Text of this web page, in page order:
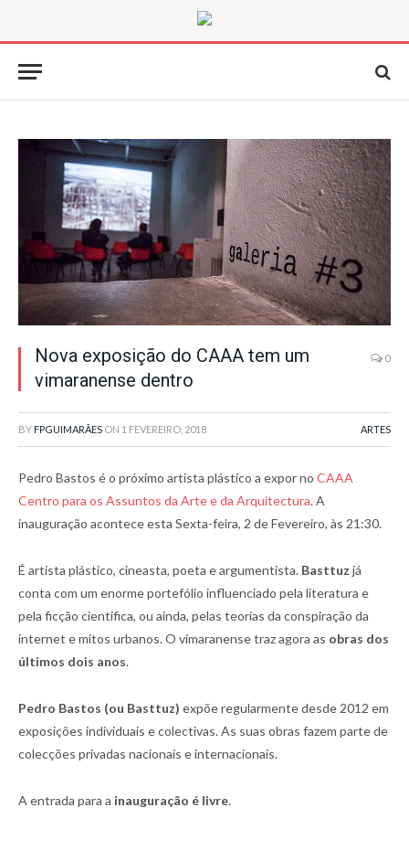
Nova exposição do CAAA tem um
vimaranense dentro
0
BY FPGUIMARÃES ON 1 FEVEREIRO, 2018 ARTES
Pedro Bastos é o próximo artista plástico a expor no CAAA
Centro para os Assuntos da Arte e da Arquitectura. A
inauguração acontece esta Sexta-feira, 2 de Fevereiro, às 21:30.
É artista plástico, cineasta, poeta e argumentista. Basttuz já
conta com um enorme portefólio influenciado pela literatura e
pela ficção cientifica, ou ainda, pelas teorias da conspiração da
internet e mitos urbanos. O vimaranense traz agora as obras dos
últimos dois anos.
Pedro Bastos (ou Basttuz) expõe regularmente desde 2012 em
exposições individuais e colectivas. As suas obras fazem parte de
colecções privadas nacionais e internacionais.
A entrada para a inauguração é livre.